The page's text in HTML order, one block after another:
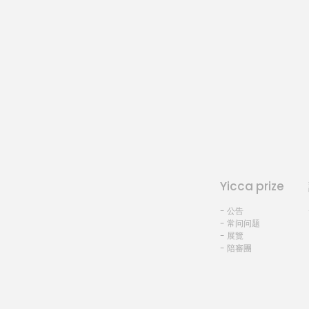
Yicca prize
- 公告
- 常问问题
- 展覽
- 陪審團